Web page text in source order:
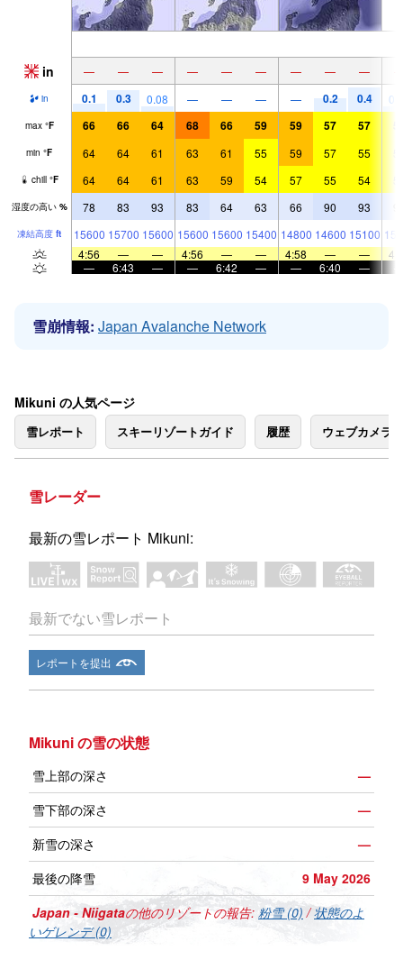
in — — — — — — — — —
in 0.1 0.3 0.08 — — — — 0.2 0.4
max °F 66 66 64 68 66 59 59 57 57
min °F 64 64 61 63 61 55 59 57 55
chill °F 64 64 61 63 59 54 57 55 54
湿度の高い % 78 83 93 83 64 63 66 90 93
凍結高度 ft 15600 15700 15600 15600 15600 15400 14800 14600 15100
4:56
— — 4:56 — — 4:58 — —
—
6:43 — — 6:42 — — 6:40 —
雪崩情報: Japan Avalanche Network
Mikuni の人気ページ
雪レポート スキーリゾートガイド 履歴 ウェブカメラ
雪レーダー
最新の雪レポート Mikuni:
最新でない雪レポート
レポートを提出
Mikuni の雪の状態
雪上部の深さ
—
雪下部の深さ
—
新雪の深さ
—
最後の降雪
9 May 2026
Japan - Niigataの他のリゾートの報告: 粉雪 (0) /状態のよ
いゲレンデ (0)